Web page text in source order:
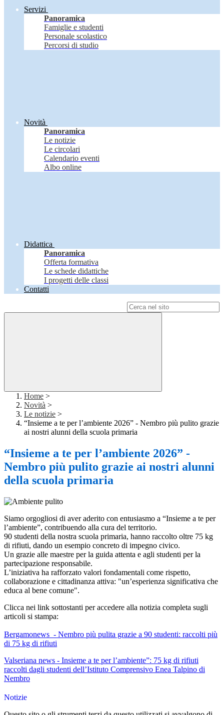
Servizi
Panoramica
Famiglie e studenti
Personale scolastico
Percorsi di studio
Novità
Panoramica
Le notizie
Le circolari
Calendario eventi
Albo online
Didattica
Panoramica
Offerta formativa
Le schede didattiche
I progetti delle classi
Contatti
Home >
Novità >
Le notizie >
“Insieme a te per l’ambiente 2026” - Nembro più pulito grazie
ai nostri alunni della scuola primaria
“Insieme a te per l’ambiente 2026” -
Nembro più pulito grazie ai nostri alunni
della scuola primaria
Siamo orgogliosi di aver aderito con entusiasmo a “Insieme a te per
l’ambiente”, contribuendo alla cura del territorio.
90 studenti della nostra scuola primaria, hanno raccolto oltre 75 kg
di rifiuti, dando un esempio concreto di impegno civico.
Un grazie alle maestre per la guida attenta e agli studenti per la
partecipazione responsabile.
L’iniziativa ha rafforzato valori fondamentali come rispetto,
collaborazione e cittadinanza attiva: "un’esperienza significativa che
educa al bene comune".
Clicca nei link sottostanti per accedere alla notizia completa sugli
articoli si stampa:
Bergamonews - Nembro più pulita grazie a 90 studenti: raccolti più
di 75 kg di rifiuti
Valseriana news - Insieme a te per l’ambiente”: 75 kg di rifiuti
raccolti dagli studenti dell’Istituto Comprensivo Enea Talpino di
Nembro
Notizie